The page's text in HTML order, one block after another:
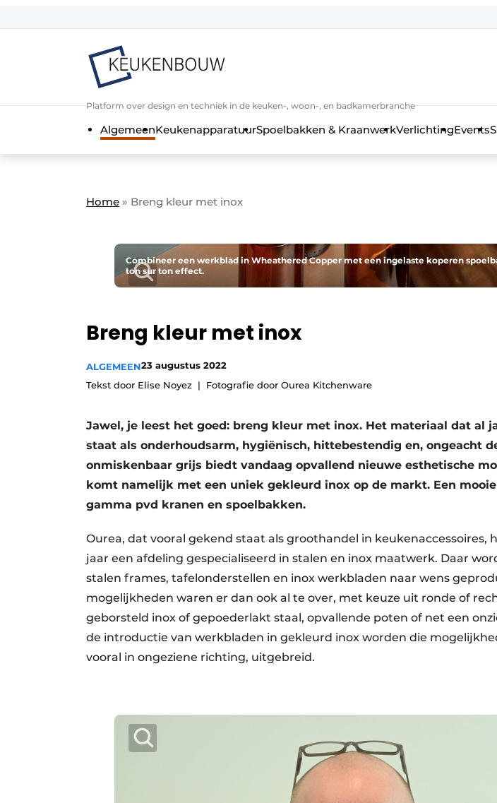
Algemene voorwaarden
Contact
Keukenbouw | Platform over design en techniek in de keuken-, woon-,
Nieuwsbrief
Podcasts
Vacature aanmelden
Platform over design en techniek in de keuken-, woon-, en badkamerbranche
AlgemeenKeukenapparatuurSpoelbakken & KraanwerkVerlichtingEvents
Home » Breng kleur met inox
Combineer een werkblad in Wheathered Copper met een ingelaste koperen
ton sur ton effect.
Breng kleur met inox
ALGEMEEN23 augustus 2022
Tekst door Elise Noyez
Fotografie door Ourea Kitchenware
Jawel, je leest het goed: breng kleur met inox. Het materiaal dat al
staat als onderhoudsarm, hygiënisch, hittebestendig en, ongeacht
onmiskenbaar grijs biedt vandaag opvallend nieuwe esthetische
komt namelijk met een uniek gekleurd inox op de markt. Een
gamma pvd kranen en spoelbakken.
Ourea, dat vooral gekend staat als groothandel in keukenaccessoires,
jaar een afdeling gespecialiseerd in stalen en inox maatwerk. Daar
stalen frames, tafelonderstellen en inox werkbladen naar wens
mogelijkheden waren er dan ook al te over, met keuze uit ronde of
geborsteld inox of gepoederlakt staal, opvallende poten of net een
de introductie van werkbladen in gekleurd inox worden die
vooral in ongeziene richting, uitgebreid.